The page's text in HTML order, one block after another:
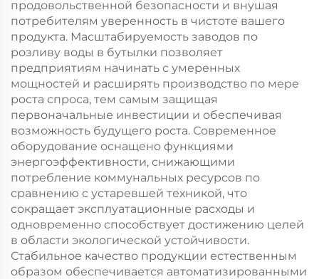
продовольственной безопасности и внушая
потребителям уверенность в чистоте вашего
продукта. Масштабируемость заводов по
розливу воды в бутылки позволяет
предприятиям начинать с умеренных
мощностей и расширять производство по мере
роста спроса, тем самым защищая
первоначальные инвестиции и обеспечивая
возможность будущего роста. Современное
оборудование оснащено функциями
энергоэффективности, снижающими
потребление коммунальных ресурсов по
сравнению с устаревшей техникой, что
сокращает эксплуатационные расходы и
одновременно способствует достижению целей
в области экологической устойчивости.
Стабильное качество продукции естественным
образом обеспечивается автоматизированными